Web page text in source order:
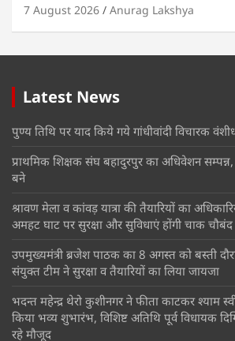
7 August 2026 Anurag Lakshya
Latest News
पुण्य तिथि पर याद किये गये गांधीवांदी विचारक
प्राथमिक शिक्षक संघ बहादुरपुर का अधिवेशन सम्पन्न,
बने
श्रावण मेला व कांवड़ यात्रा की तैयारियों का
अमहट घाट पर सुरक्षा और सुविधाएं होंगी चाक चौबंद
उपमुख्यमंत्री ब्रजेश पाठक का 8 अगस्त को बस्ती
संयुक्त टीम ने सुरक्षा व तैयारियों का लिया जायजा
भदन्त महेन्द्र थेरो कुशीनगर ने फीता काटकर श्याम
किया भव्य शुभारंभ, विशिष्ट अतिथि पूर्व विधायक
रहे मौजूद